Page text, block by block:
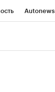
Autonews